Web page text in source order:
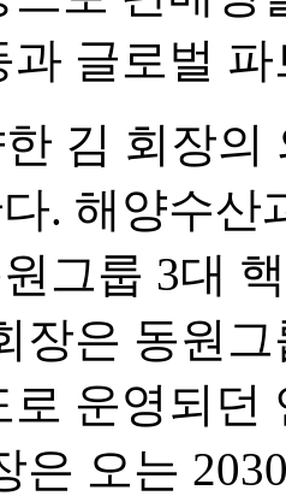
과 글로벌
김 회장의
. 해양수산
그룹 3대
장은 동원
로 운영되
은 오는